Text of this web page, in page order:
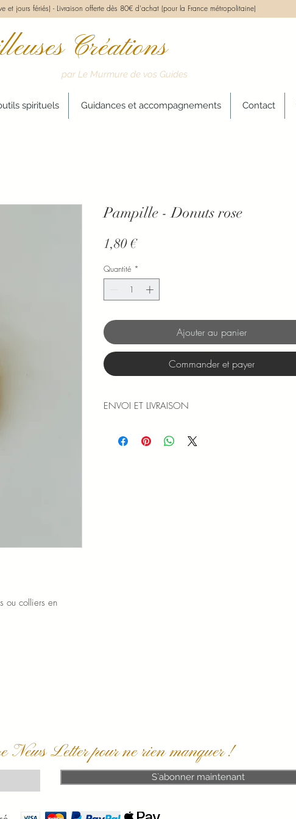
et jours fériés) - Livraison offerte dès 80€ d'achat (pour la France métropolitaine)
Créations
par Le Murmure de vos Guides
spirituels Guidances et accompagnements Contact
ou colliers en
Pampille - Donuts rose
1,80 €Prix
Quantité *
Ajouter au panier
Commander et payer
ENVOI ET LIVRAISON
et jours fériés).
News Letter pour ne rien manquer !
S`abonner maintenant